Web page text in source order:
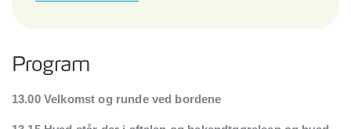
Program
13.00 Velkomst og runde ved bordene